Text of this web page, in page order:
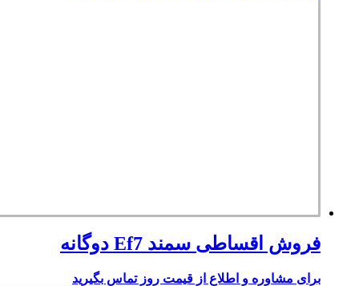
فروش اقساطی سمند Ef7 دوگانه
برای مشاوره و اطلاع از قیمت روز تماس بگیرید